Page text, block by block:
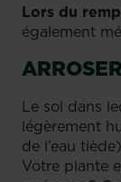
Lors du
également
Le sol dans
légèrement
de l’eau
Votre plante